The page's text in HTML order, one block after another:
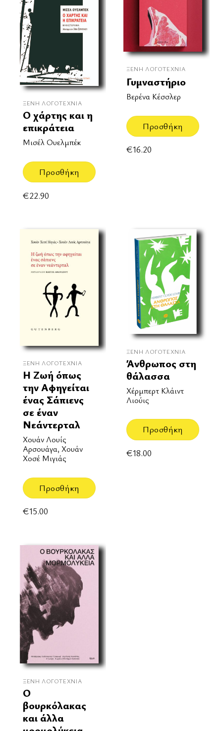
ΞΈΝΗ ΛΟΓΟΤΕΧΝΊΑ
Ο χάρτης και η
επικράτεια
Μισέλ Ουελμπέκ
Προσθήκη
€22.90
ΞΈΝΗ ΛΟΓΟΤΕΧΝΊΑ
Γυμναστήριο
Βερένα Κέσσλερ
Προσθήκη
€16.20
ΞΈΝΗ ΛΟΓΟΤΕΧΝΊΑ
Η Ζωή όπως
την Αφηγείται
ένας Σάπιενς
σε έναν
Νεάντερταλ
Χουάν Λουίς
Αρσουάγα, Χουάν
Χοσέ Μιγιάς
Προσθήκη
€15.00
ΞΈΝΗ ΛΟΓΟΤΕΧΝΊΑ
Άνθρωπος στη
θάλασσα
Χέρμπερτ Κλάιντ
Λιούις
Προσθήκη
€18.00
ΞΈΝΗ ΛΟΓΟΤΕΧΝΊΑ
Ο
βουρκόλακας
και άλλα